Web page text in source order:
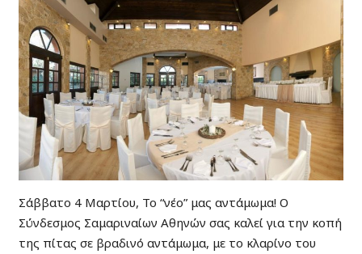
Σάββατο 4 Μαρτίου, Το “νέο” μας αντάμωμα! Ο
Σύνδεσμος Σαμαριναίων Αθηνών σας καλεί για την κοπή
της πίτας σε βραδινό αντάμωμα, με το κλαρίνο του